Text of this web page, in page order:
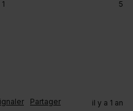
1
5
Partager il y a 1 an